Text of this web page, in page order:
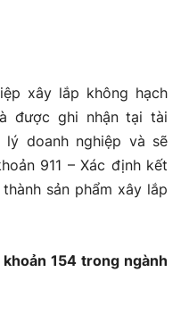
xây lắp không hạch
được ghi nhận tại tài
doanh nghiệp và sẽ
911 – Xác định kết
sản phẩm xây lắp
154 trong ngành